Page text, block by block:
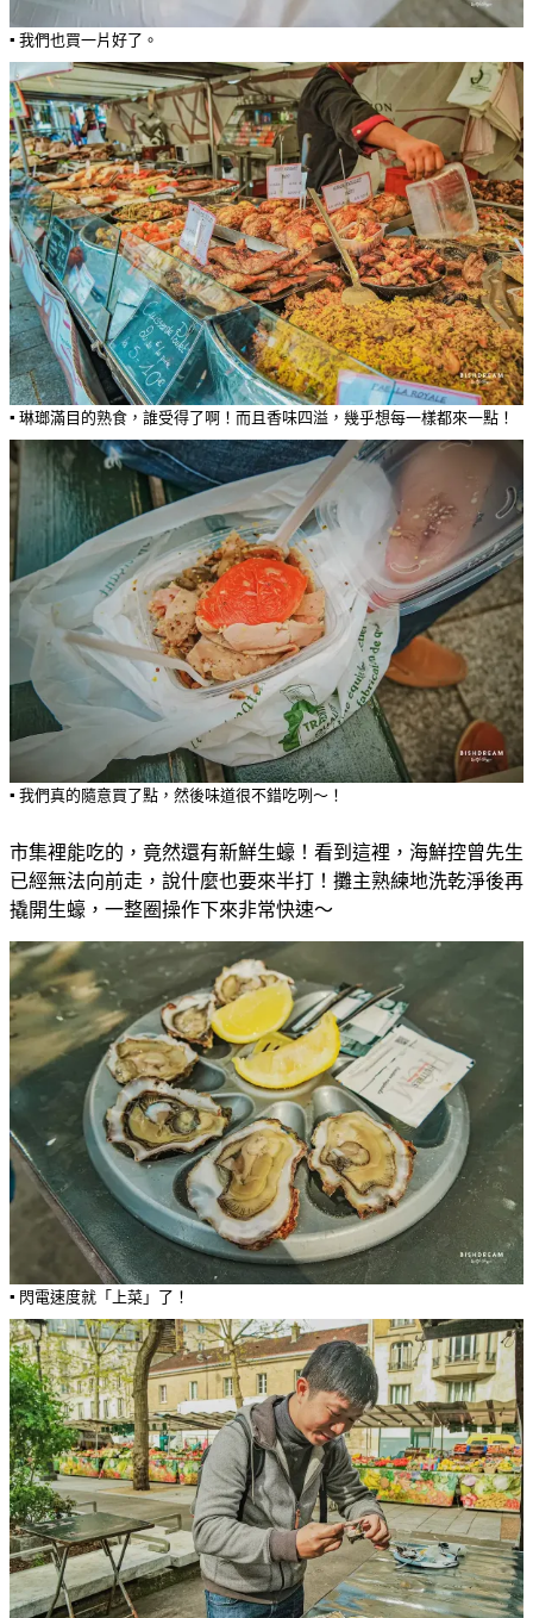
▪️ 我們也買一片好了。
▪️ 琳瑯滿目的熟食，誰受得了啊！而且香味四溢，幾乎想每一樣都來一點！
▪️ 我們真的隨意買了點，然後味道很不錯吃咧～！
市集裡能吃的，竟然還有新鮮生蠔！看到這裡，海鮮控曾先生
已經無法向前走，說什麼也要來半打！攤主熟練地洗乾淨後再
撬開生蠔，一整圈操作下來非常快速～
▪️ 閃電速度就「上菜」了！